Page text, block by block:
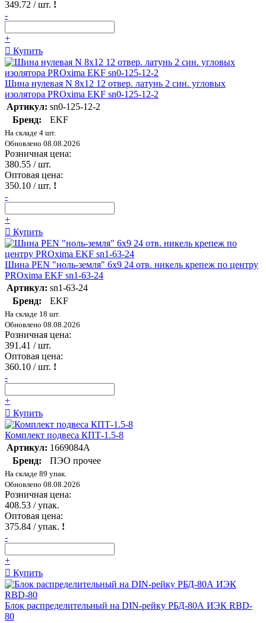
349.72 / шт. !
-
+
Купить
Шина нулевая N 8х12 12 отвер. латунь 2 син. угловых
изолятора PROxima EKF sn0-125-12-2
Артикул: sn0-125-12-2
Бренд:
EKF
На складе 4 шт.
Обновлено 08.08.2026
Розничная цена:
380.55 / шт.
Оптовая цена:
350.10 / шт. !
-
+
Купить
Шина PEN "ноль-земля" 6х9 24 отв. никель крепеж по центру
PROxima EKF sn1-63-24
Артикул: sn1-63-24
Бренд:
EKF
На складе 18 шт.
Обновлено 08.08.2026
Розничная цена:
391.41 / шт.
Оптовая цена:
360.10 / шт. !
-
+
Купить
Комплект подвеса КПТ-1.5-8
Артикул: 1669084А
Бренд:
ПЭО прочее
На складе 89 упак.
Обновлено 08.08.2026
Розничная цена:
408.53 / упак.
Оптовая цена:
375.84 / упак. !
-
+
Купить
Блок распределительный на DIN-рейку РБД-80А ИЭК RBD-
80